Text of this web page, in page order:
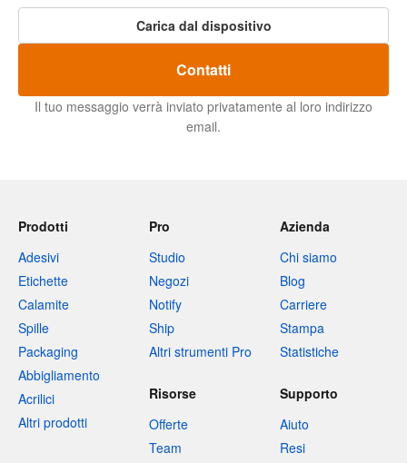
Carica dal dispositivo
Contatti
Il tuo messaggio verrà inviato privatamente al loro indirizzo
email.
Prodotti
Adesivi
Etichette
Calamite
Spille
Packaging
Abbigliamento
Acrilici
Altri prodotti
Pro
Studio
Negozi
Notify
Ship
Altri strumenti Pro
Azienda
Chi siamo
Blog
Carriere
Stampa
Statistiche
Risorse
Offerte
Team
Supporto
Aiuto
Resi